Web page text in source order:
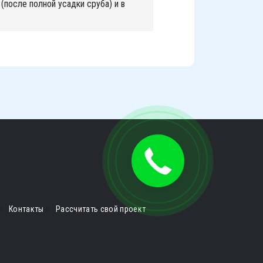
полной усадки сруба) и в
Контакты Рассчитать свой проект